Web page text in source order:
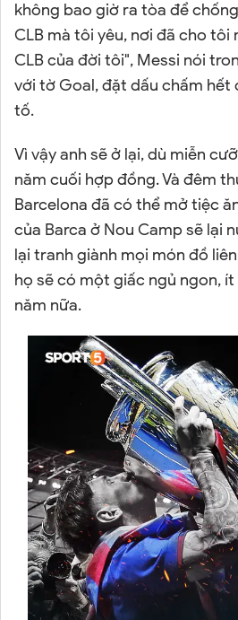
không bao giờ ra tòa để
CLB mà tôi yêu, nơi đã cho
CLB của đời tôi", Messi nói
với tờ Goal, đặt dấu chấm hết
tố.
Vì vậy anh sẽ ở lại, dù miễn
năm cuối hợp đồng. Và đêm
Barcelona đã có thể mở tiệc
của Barca ở Nou Camp sẽ lại
lại tranh giành mọi món đồ
họ sẽ có một giấc ngủ ngon,
năm nữa.